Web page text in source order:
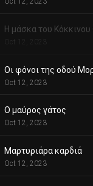
Η μάσκα του
Oct 12, 2023
Οι φόνοι της οδού
Oct 12, 2023
Ο μαύρος γάτος
Oct 12, 2023
Μαρτυριάρα καρδιά
Oct 12, 2023